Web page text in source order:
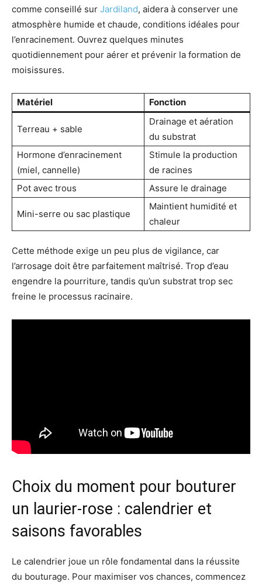
comme conseillé sur Jardiland, aidera à conserver une
atmosphère humide et chaude, conditions idéales pour
l’enracinement. Ouvrez quelques minutes
quotidiennement pour aérer et prévenir la formation de
moisissures.
Matériel Fonction
Terreau + sable
Drainage et aération
du substrat
Hormone d’enracinement
(miel, cannelle)
Stimule la production
de racines
Pot avec trous
Assure le drainage
Mini-serre ou sac plastique
Maintient humidité et
chaleur
Cette méthode exige un peu plus de vigilance, car
l’arrosage doit être parfaitement maîtrisé. Trop d’eau
engendre la pourriture, tandis qu’un substrat trop sec
freine le processus racinaire.
Choix du moment pour bouturer
un laurier-rose : calendrier et
saisons favorables
Le calendrier joue un rôle fondamental dans la réussite
du bouturage. Pour maximiser vos chances, commencez